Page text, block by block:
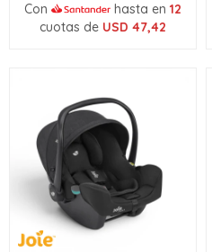
Con hasta en 12
cuotas de USD 47,42